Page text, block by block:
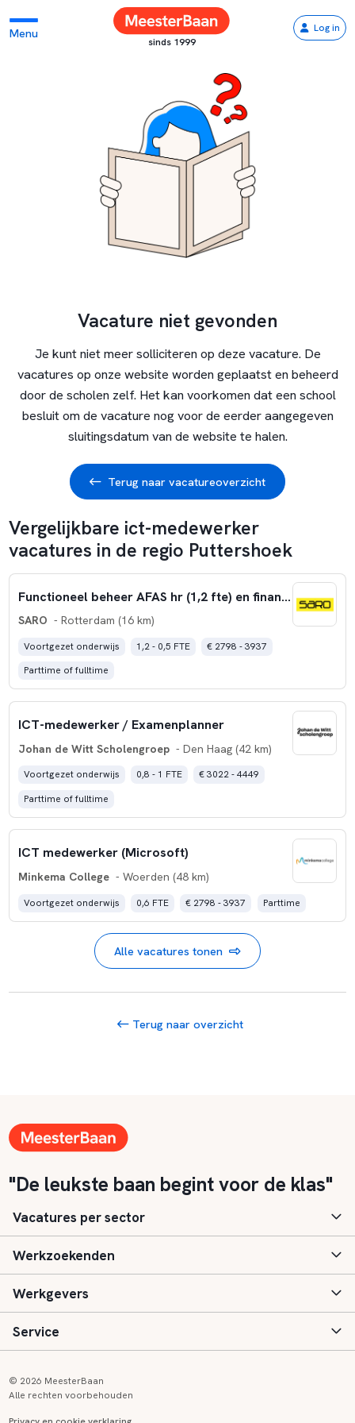
Menu
sinds 1999
Log in
Vacature niet gevonden
Je kunt niet meer solliciteren op deze vacature. De
vacatures op onze website worden geplaatst en beheerd
door de scholen zelf. Het kan voorkomen dat een school
besluit om de vacature nog voor de eerder aangegeven
sluitingsdatum van de website te halen.
Terug naar vacatureoverzicht
Vergelijkbare ict-medewerker
vacatures in de regio Puttershoek
Functioneel beheer AFAS hr (1,2 fte) en financiën (0,5 fte)
SARO - Rotterdam (16 km)
Voortgezet onderwijs 1,2 - 0,5 FTE
€ 2798 - 3937
Parttime of fulltime
ICT-medewerker / Examenplanner
Johan de Witt Scholengroep - Den Haag (42 km)
Voortgezet onderwijs 0,8 - 1 FTE
€ 3022 - 4449
Parttime of fulltime
ICT medewerker (Microsoft)
Minkema College - Woerden (48 km)
Voortgezet onderwijs 0,6 FTE € 2798 - 3937 Parttime
Alle vacatures tonen
Terug naar overzicht
"De leukste baan begint voor de klas"
Vacatures per sector
Basisonderwijs
Speciaal (basis) onderwijs
Voortgezet onderwijs
Werkzoekenden
Aanmelden
Vacatures
Werkgevers
Inloggen
Service
© 2026 MeesterBaan
Alle rechten voorbehouden